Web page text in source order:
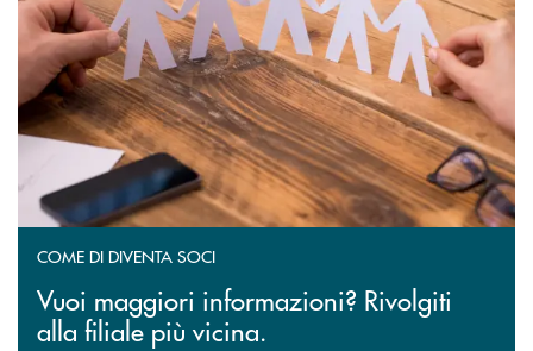
COME DI DIVENTA SOCI
Vuoi maggiori informazioni? Rivolgiti
alla filiale più vicina.